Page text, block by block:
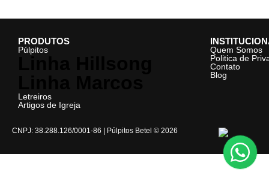
PRODUTOS
Púlpitos
Letreiros
Artigos de Igreja
Quem Somos
Politica de
Contato
Blog
CNPJ: 38.288.126/0001-86 | Púlpitos Betel © 2026